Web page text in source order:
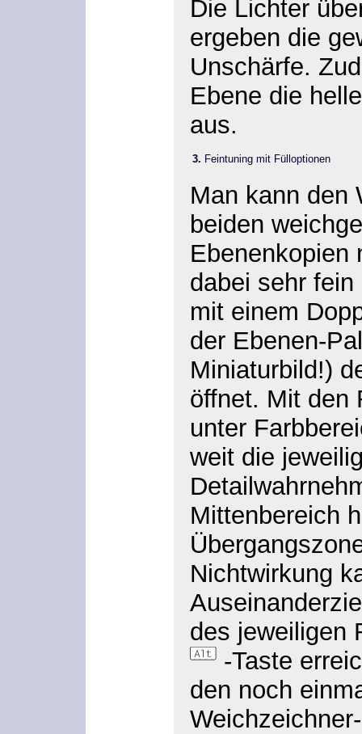
Die Lichter
ergeben die
Unschärfe.
Ebene die
aus.
3. Feintuning mit Fülloptionen
Man kann den
beiden
Ebenenkopien
dabei sehr
mit einem
der Ebenen-
Miniaturbild!)
öffnet. Mit den
unter
weit die
Mittenbereich
Nichtwirkung
des jeweiligen
-Taste
den noch